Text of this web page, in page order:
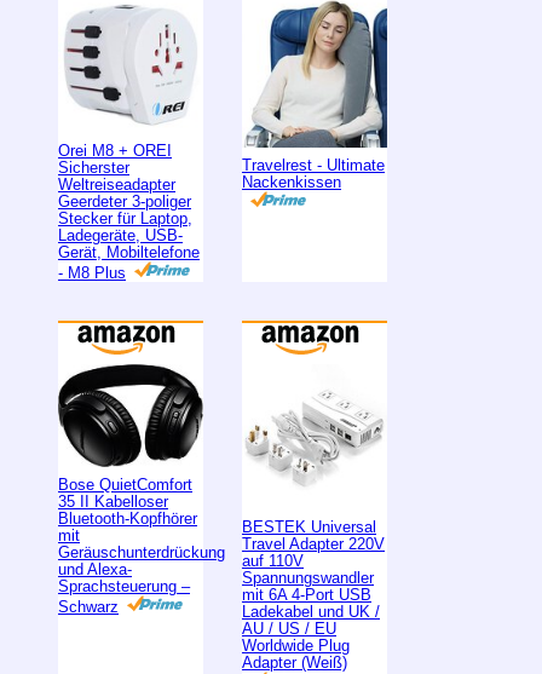
Orei M8 + OREI
Sicherster
Weltreiseadapter
Geerdeter 3-poliger
Stecker für Laptop,
Ladegeräte, USB-
Gerät, Mobiltelefone
- M8 Plus
Travelrest - Ultimate
Nackenkissen
Bose QuietComfort
35 II Kabelloser
Bluetooth-Kopfhörer
mit
Geräuschunterdrückung
und Alexa-
Sprachsteuerung –
Schwarz
BESTEK Universal
Travel Adapter 220V
auf 110V
Spannungswandler
mit 6A 4-Port USB
Ladekabel und UK /
AU / US / EU
Worldwide Plug
Adapter (Weiß)